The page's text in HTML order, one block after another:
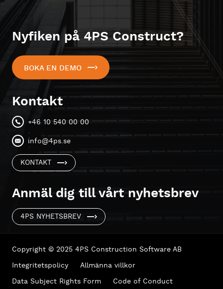
Nyfiken på 4PS Construct?
BOKA EN DEMO
Kontakt
+46 10 540 00 00
info@4ps.se
KONTAKT
Anmäl dig till vårt nyhetsbrev
4PS NYHETSBREV
Copyright © 2025 4PS Construction Software AB
Integritetspolicy
Allmänna villkor
Data Subject Rights Form
Code of Conduct